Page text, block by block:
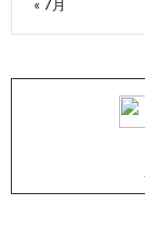
« 7月